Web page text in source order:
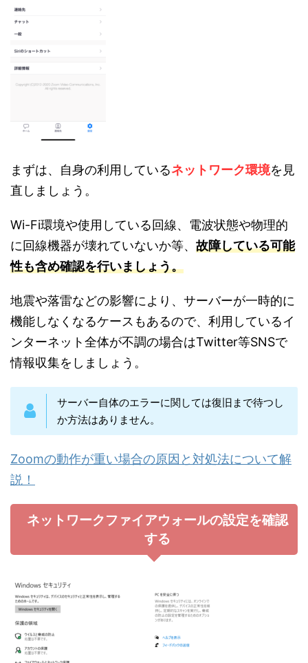
まずは、自身の利用しているネットワーク環境を見
直しましょう。
Wi-Fi環境や使用している回線、電波状態や物理的
に回線機器が壊れていないか等、 故障している可能
性も含め確認を行いましょう。
地震や落雷などの影響により、サーバーが一時的に
機能しなくなるケースもあるので、利用しているイ
ンターネット全体が不調の場合はTwitter等SNSで
情報収集をしましょう。
サーバー自体のエラーに関しては復旧まで待つし
か方法はありません。
Zoomの動作が重い場合の原因と対処法について解
説！
ネットワークファイアウォールの設定を確認
する